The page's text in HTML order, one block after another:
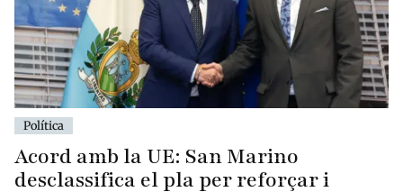
Política
Acord amb la UE: San Marino
desclassifica el pla per reforçar i